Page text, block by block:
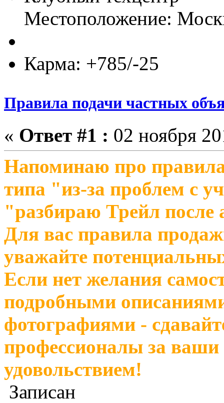
Местоположение:
Карма: +785/-25
Правила подачи частных
« Ответ #1 : 02 ноября
Напоминаю про
типа "из-за проблем с
"разбираю Трейл после
Для вас правила
уважайте
Если нет желания
подробными
фотографиями -
профессионалы за ваши
удовольствием!
Записан